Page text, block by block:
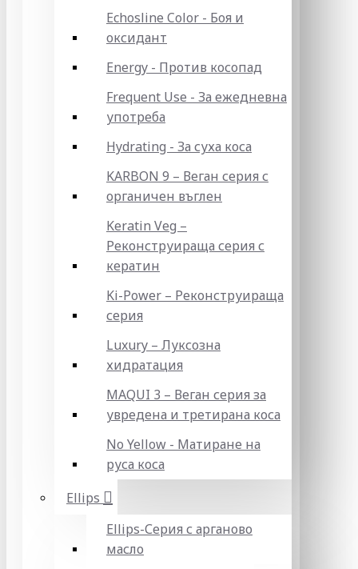
Echosline Color - Боя и
оксидант
Energy - Против косопад
Frequent Use - За ежедневна
употреба
Hydrating - За суха коса
KARBON 9 – Веган серия с
органичен въглен
Keratin Veg –
Реконструираща серия с
кератин
Ki-Power – Реконструираща
серия
Luxury – Луксозна
хидратация
MAQUI 3 – Веган серия за
увредена и третирана коса
No Yellow - Матиране на
руса коса
Ellips
Ellips-Серия с арганово
масло